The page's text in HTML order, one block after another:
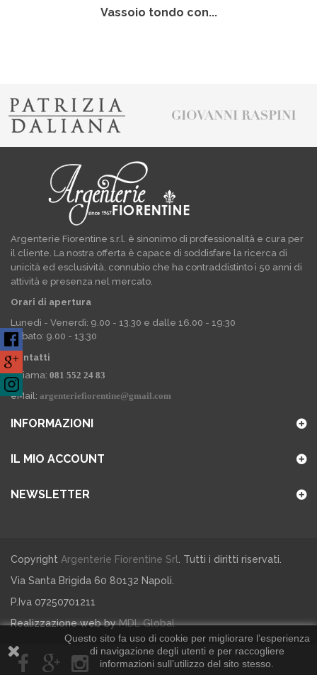
Vassoio tondo con...
Argenterie Fiorentine s.r.l. è sinonimo di professionalità e cura per
il cliente. La nostra offerta è capace di soddisfare la ricerca di
unicità ed esclusività, connubio che ha contraddistinto i 50 anni di
attività e presenza nel mercato.
Orari di apertura
Lunedì - Venerdì: 9.00 - 13.30 e dalle 16.00 - 19:30
Sabato: 9.00 - 13.30
Contatti
Chiama: 081 552 24 83
eMail: argenteriefiorentine@gmail.com
INFORMAZIONI
IL MIO ACCOUNT
NEWSLETTER
Copyright Argenterie Fiorentine Srl
. Tutti i diritti riservati.
Via Santa Brigida 60 80132 Napoli.
P.Iva 07250701211
Realizzazione web byMDL Global
Questo sito fa uso di cookie per migliorare l’esperienza
di navigazione degli utenti e per raccogliere
informazioni sull’utilizzo del sito stesso.